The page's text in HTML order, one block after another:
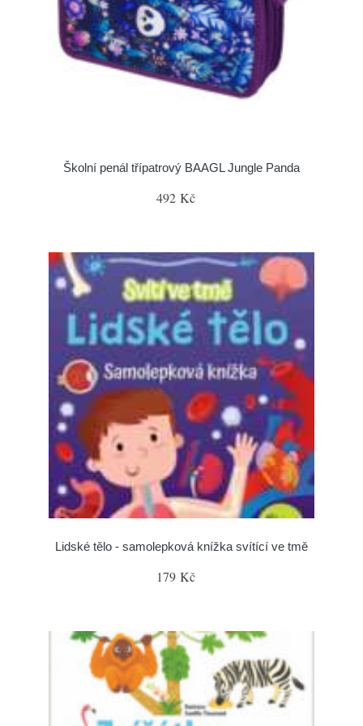
Školní penál třípatrový BAAGL Jungle Panda
492 Kč
Lidské tělo - samolepková knížka svítící ve tmě
179 Kč